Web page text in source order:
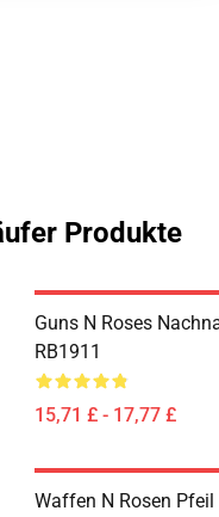
Produkte
Guns N Roses
RB1911
15,71 £ - 17,77 £
Waffen N Rosen